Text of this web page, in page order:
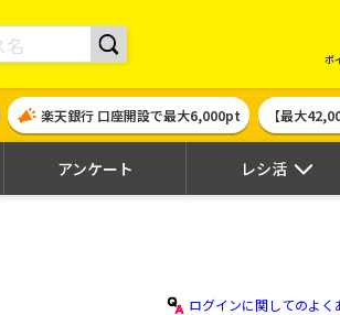
ポイントサイト | ハピタス
ポ
楽天銀行 口座開設で最大6,000pt 【最大
アンケート レシ活
ログインに関してのよく